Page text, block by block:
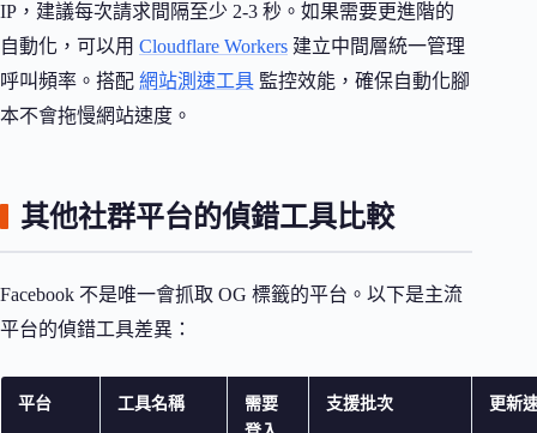
IP，建議每次請求間隔至少 2-3 秒。如果需要更進階的
自動化，可以用 Cloudflare Workers 建立中間層統一管理
呼叫頻率。搭配 網站測速工具 監控效能，確保自動化腳
本不會拖慢網站速度。
其他社群平台的偵錯工具比較
Facebook 不是唯一會抓取 OG 標籤的平台。以下是主流
平台的偵錯工具差異：
平台 工具名稱
需要
支援批次 更新